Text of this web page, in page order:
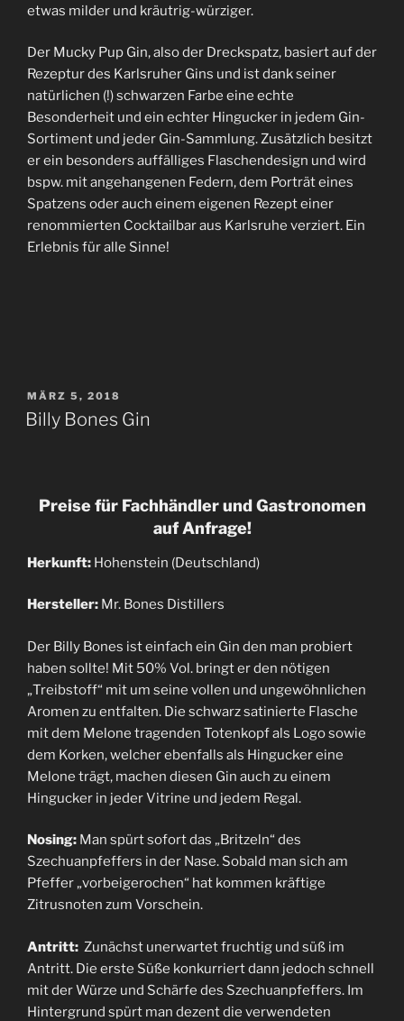
etwas milder und kräutrig-würziger.
Der Mucky Pup Gin, also der Dreckspatz, basiert auf der
Rezeptur des Karlsruher Gins und ist dank seiner
natürlichen (!) schwarzen Farbe eine echte
Besonderheit und ein echter Hingucker in jedem Gin-
Sortiment und jeder Gin-Sammlung. Zusätzlich besitzt
er ein besonders auffälliges Flaschendesign und wird
bspw. mit angehangenen Federn, dem Porträt eines
Spatzens oder auch einem eigenen Rezept einer
renommierten Cocktailbar aus Karlsruhe verziert. Ein
Erlebnis für alle Sinne!
VERÖFFENTLICHT
AM
MÄRZ 5, 2018
Billy Bones Gin
Preise für Fachhändler und Gastronomen
auf Anfrage!
Herkunft: Hohenstein (Deutschland)
Hersteller: Mr. Bones Distillers
Der Billy Bones ist einfach ein Gin den man probiert
haben sollte! Mit 50% Vol. bringt er den nötigen
„Treibstoff“ mit um seine vollen und ungewöhnlichen
Aromen zu entfalten. Die schwarz satinierte Flasche
mit dem Melone tragenden Totenkopf als Logo sowie
dem Korken, welcher ebenfalls als Hingucker eine
Melone trägt, machen diesen Gin auch zu einem
Hingucker in jeder Vitrine und jedem Regal.
Nosing: Man spürt sofort das „Britzeln“ des
Szechuanpfeffers in der Nase. Sobald man sich am
Pfeffer „vorbeigerochen“ hat kommen kräftige
Zitrusnoten zum Vorschein.
Antritt: Zunächst unerwartet fruchtig und süß im
Antritt. Die erste Süße konkurriert dann jedoch schnell
mit der Würze und Schärfe des Szechuanpfeffers. Im
Hintergrund spürt man dezent die verwendeten